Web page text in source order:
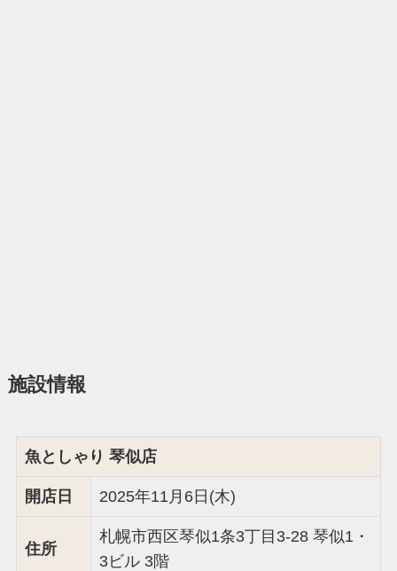
施設情報
魚としゃり 琴似店
開店日 2025年11月6日(木)
住所
札幌市西区琴似1条3丁目3-28 琴似1・
3ビル 3階